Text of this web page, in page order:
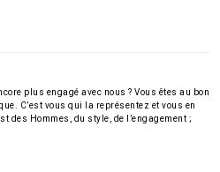
plus engagé avec nous ? Vous êtes au bon
C’est vous qui la représentez et vous en
des Hommes, du style, de l’engagement ;